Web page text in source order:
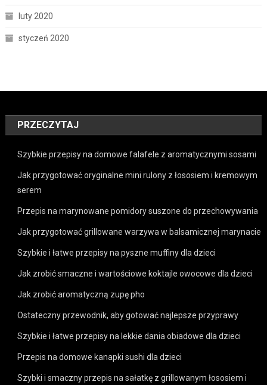
luty 2020
styczeń 2020
PRZECZYTAJ
Szybkie przepisy na domowe falafele z aromatycznymi sosami
Jak przygotować oryginalne mini rulony z łososiem i kremowym
serem
Przepis na marynowane pomidory suszone do przechowywania
Jak przygotować grillowane warzywa w balsamicznej marynacie
Szybkie i łatwe przepisy na pyszne muffiny dla dzieci
Jak zrobić smaczne i wartościowe koktajle owocowe dla dzieci
Jak zrobić aromatyczną zupę pho
Ostateczny przewodnik, aby gotować najlepsze przyprawy
Szybkie i łatwe przepisy na lekkie dania obiadowe dla dzieci
Przepis na domowe kanapki sushi dla dzieci
Szybki i smaczny przepis na sałatkę z grillowanym łososiem i